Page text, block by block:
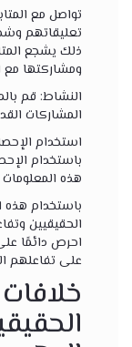
تواصل مع
تعليقاتهم
ذلك يشجع
ومشاركتها مع
النشاط: قم
المشاركات
استخدام
باستخدام
هذه المعلومات
باستخدام هذه
الحقيقيين
احرص دائمًا
على تفاعلهم